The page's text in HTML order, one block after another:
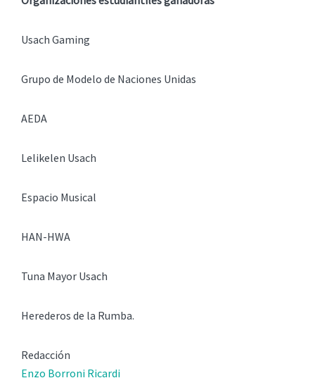
Usach Gaming
Grupo de Modelo de Naciones Unidas
AEDA
Lelikelen Usach
Espacio Musical
HAN-HWA
Tuna Mayor Usach
Herederos de la Rumba.
Redacción
Enzo Borroni Ricardi